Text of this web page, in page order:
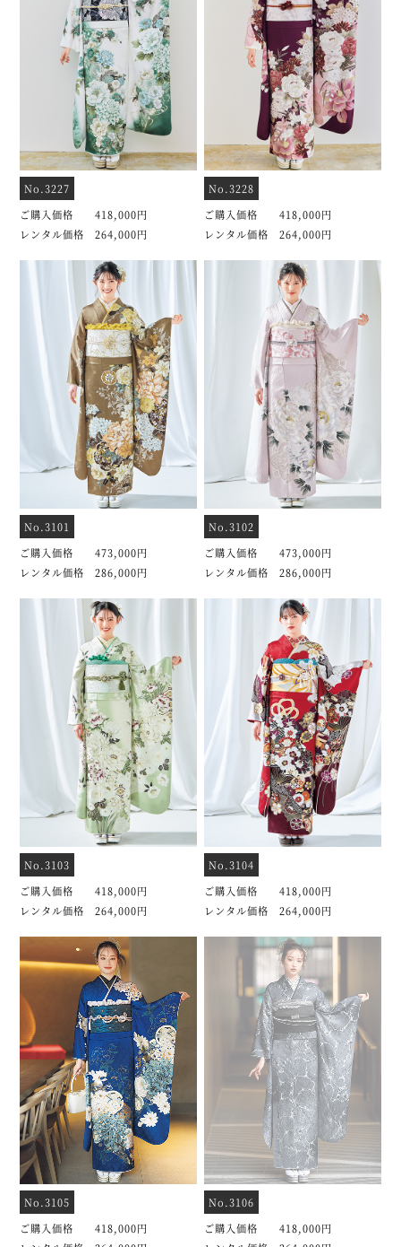
No.3227
ご購入価格 418,000円
レンタル価格 264,000円
No.3228
ご購入価格 418,000円
レンタル価格 264,000円
No.3101
ご購入価格 473,000円
レンタル価格 286,000円
No.3102
ご購入価格 473,000円
レンタル価格 286,000円
No.3103
ご購入価格 418,000円
レンタル価格 264,000円
No.3104
ご購入価格 418,000円
レンタル価格 264,000円
No.3105
ご購入価格 418,000円
No.3106
ご購入価格 418,000円